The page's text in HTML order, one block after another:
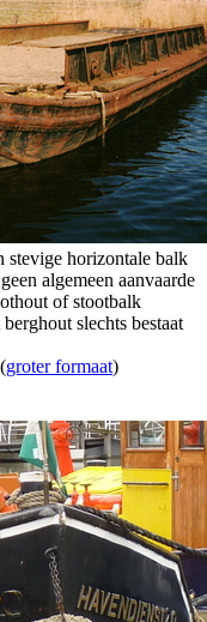
stevige horizontale balk
algemeen aanvaarde
of stootbalk
slechts bestaat
groter formaat)